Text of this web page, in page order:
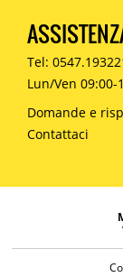
Tel:
Lun/Ven 09:00-
Domande e
Contattaci